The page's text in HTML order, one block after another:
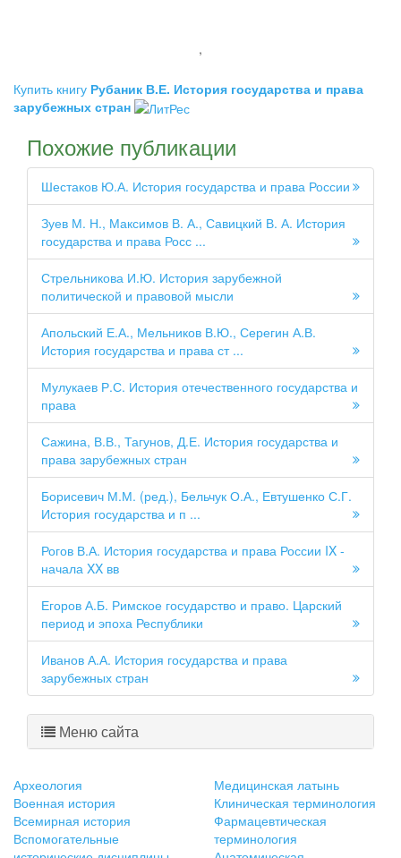
,
Купить книгу Рубаник В.Е. История государства и права
зарубежных стран
Похожие публикации
Шестаков Ю.А. История государства и права России
Зуев М. Н., Максимов В. А., Савицкий В. А. История
государства и права Росс ...
Стрельникова И.Ю. История зарубежной
политической и правовой мысли
Апольский Е.А., Мельников В.Ю., Серегин А.В.
История государства и права ст ...
Мулукаев Р.С. История отечественного государства и
права
Сажина, В.В., Тагунов, Д.Е. История государства и
права зарубежных стран
Борисевич М.М. (ред.), Бельчук О.А., Евтушенко С.Г.
История государства и п ...
Рогов В.А. История государства и права России IX -
начала XX вв
Егоров А.Б. Римское государство и право. Царский
период и эпоха Республики
Иванов А.А. История государства и права
зарубежных стран
Меню сайта
Археология
Военная история
Всемирная история
Вспомогательные
Медицинская латынь
Клиническая терминология
Фармацевтическая
терминология